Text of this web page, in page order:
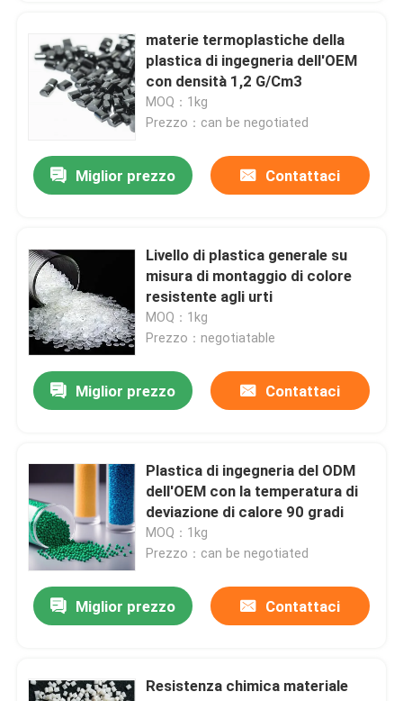
Controllo della qualità
Contattaci
Chiedi un preventivo
Materia prima dei granelli di plastica
Macchina per lo stampaggio ad iniezione di materie
Stampaggio ad iniezione di plastica
Prodotti chimici ausiliari
materie termoplastiche della
plastica di ingegneria dell'OEM
con densità 1,2 G/Cm3
MOQ：1kg
Prezzo：can be negotiated
Miglior prezzo Contattaci
Livello di plastica generale su
misura di montaggio di colore
resistente agli urti
MOQ：1kg
Prezzo：negotiatable
Miglior prezzo Contattaci
Plastica di ingegneria del ODM
dell'OEM con la temperatura di
deviazione di calore 90 gradi
MOQ：1kg
Prezzo：can be negotiated
Miglior prezzo Contattaci
Resistenza chimica materiale